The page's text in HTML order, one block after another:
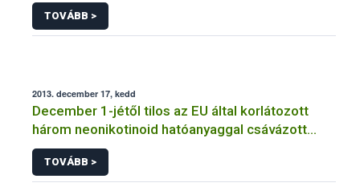
TOVÁBB >
2013. december 17, kedd
December 1-jétől tilos az EU által korlátozott
három neonikotinoid hatóanyaggal csávázott
repce, kukorica és napraforgó vetőmagok
forgalmazása és vetése
TOVÁBB >